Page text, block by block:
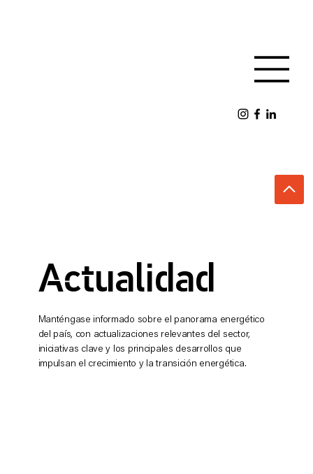
Actualidad
Manténgase informado sobre el panorama energético
del país, con actualizaciones relevantes del sector,
iniciativas clave y los principales desarrollos que
impulsan el crecimiento y la transición energética.